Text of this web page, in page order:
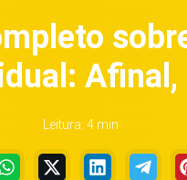
Afinal,
Leitura: 4 min